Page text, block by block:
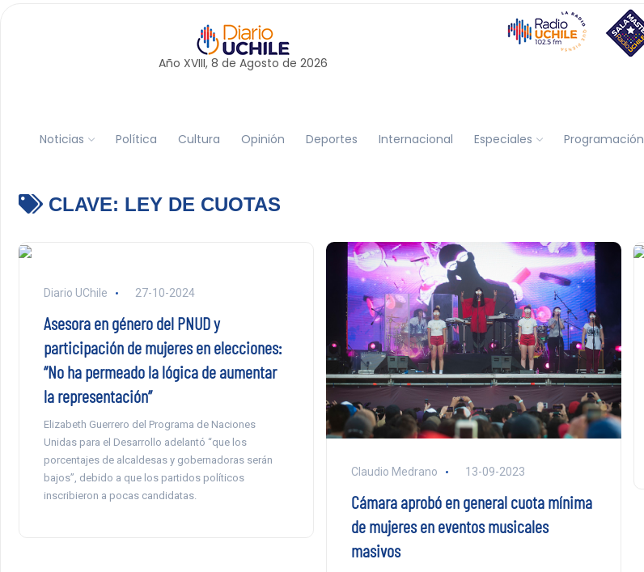
Año XVIII, 8 de Agosto de 2026
Noticias Política Cultura Opinión Deportes Internacional Especiales Programación
CLAVE: LEY DE CUOTAS
Diario UChile 27-10-2024
Asesora en género del PNUD y
participación de mujeres en elecciones:
“No ha permeado la lógica de aumentar
la representación”
Elizabeth Guerrero del Programa de Naciones
Unidas para el Desarrollo adelantó “que los
porcentajes de alcaldesas y gobernadoras serán
bajos”, debido a que los partidos políticos
inscribieron a pocas candidatas.
Claudio Medrano 13-09-2023
Cámara aprobó en general cuota mínima
de mujeres en eventos musicales
masivos